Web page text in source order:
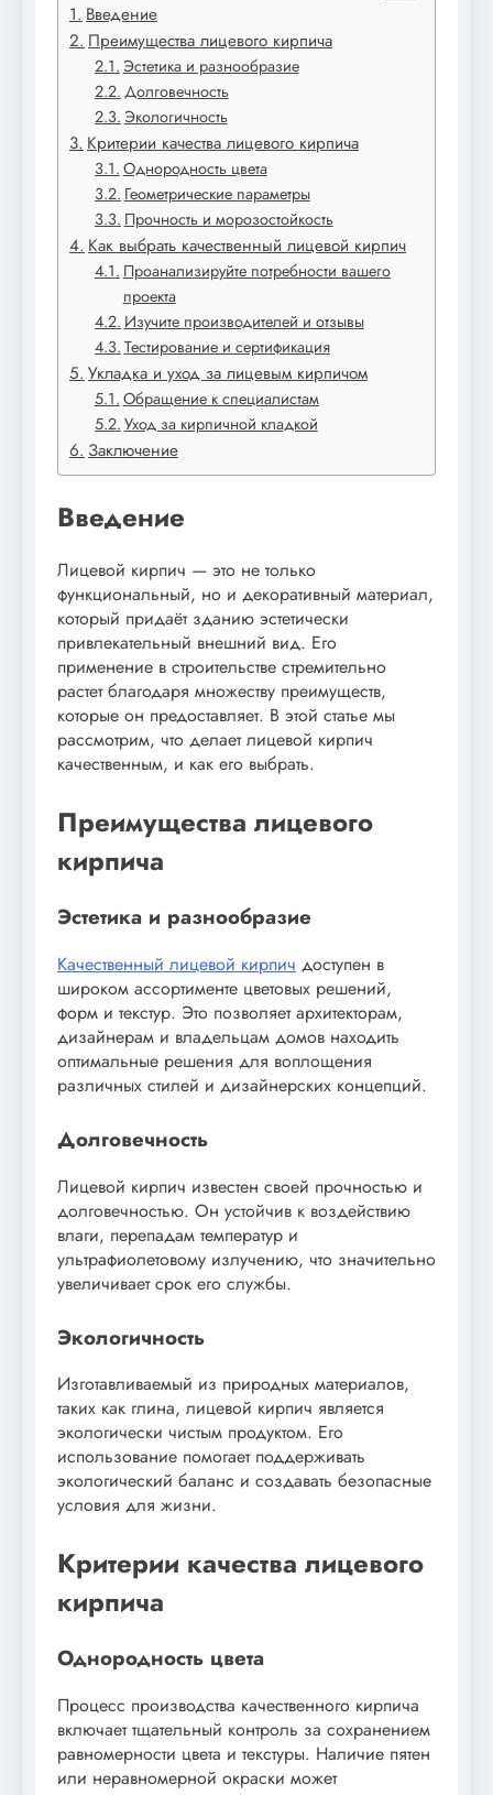
Введение
Преимущества лицевого кирпича
Эстетика и разнообразие
Долговечность
Экологичность
Критерии качества лицевого кирпича
Однородность цвета
Геометрические параметры
Прочность и морозостойкость
Как выбрать качественный лицевой кирпич
Проанализируйте потребности вашего
проекта
Изучите производителей и отзывы
Тестирование и сертификация
Укладка и уход за лицевым кирпичом
Обращение к специалистам
Уход за кирпичной кладкой
Заключение
Введение
Лицевой кирпич — это не только
функциональный, но и декоративный материал,
который придаёт зданию эстетически
привлекательный внешний вид. Его
применение в строительстве стремительно
растет благодаря множеству преимуществ,
которые он предоставляет. В этой статье мы
рассмотрим, что делает лицевой кирпич
качественным, и как его выбрать.
Преимущества лицевого
кирпича
Эстетика и разнообразие
Качественный лицевой кирпич доступен в
широком ассортименте цветовых решений,
форм и текстур. Это позволяет архитекторам,
дизайнерам и владельцам домов находить
оптимальные решения для воплощения
различных стилей и дизайнерских концепций.
Долговечность
Лицевой кирпич известен своей прочностью и
долговечностью. Он устойчив к воздействию
влаги, перепадам температур и
ультрафиолетовому излучению, что значительно
увеличивает срок его службы.
Экологичность
Изготавливаемый из природных материалов,
таких как глина, лицевой кирпич является
экологически чистым продуктом. Его
использование помогает поддерживать
экологический баланс и создавать безопасные
условия для жизни.
Критерии качества лицевого
кирпича
Однородность цвета
Процесс производства качественного кирпича
включает тщательный контроль за сохранением
равномерности цвета и текстуры. Наличие пятен
или неравномерной окраски может